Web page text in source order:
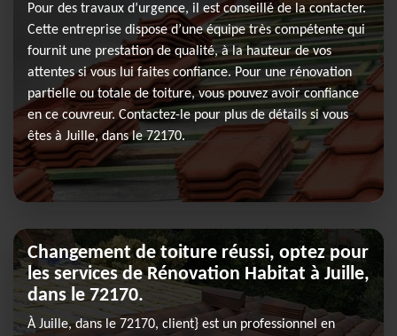
Pour des travaux d’urgence, il est conseillé de la contacter.
Cette entreprise dispose d’une équipe très compétente qui
fournit une prestation de qualité, à la hauteur de vos
attentes si vous lui faites confiance. Pour une rénovation
partielle ou totale de toiture, vous pouvez avoir confiance
en ce couvreur. Contactez-le pour plus de détails si vous
êtes à Juille, dans le 72170.
Changement de toiture réussi, optez pour
les services de Rénovation Habitat à Juille,
dans le 72170.
À Juille, dans le 72170, client} est un professionnel en